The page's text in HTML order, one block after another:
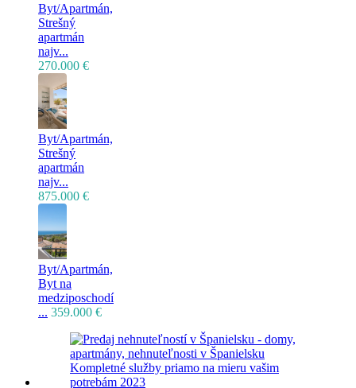
Byt/Apartmán,
Strešný
apartmán
najv...
270.000 €
Byt/Apartmán,
Strešný
apartmán
najv...
875.000 €
Byt/Apartmán,
Byt na
medziposchodí
... 359.000 €